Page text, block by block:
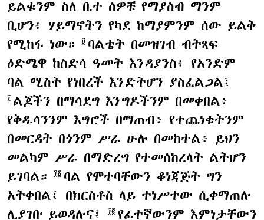
ይልቁንም ስለ ቤተ ሰዎቹ የማያስብ ማንም
ቢሆን፥ ሃይማኖትን የካደ ከማያምንም ሰው ይልቅ
የሚከፋ ነው።
፱ ባልቴት በመዝገብ ብትጻፍ
ዕድሜዋ ከስድሳ ዓመት እንዳያንስ፥ የአንድም
ባል ሚስት የነበረች እንድትሆን ያስፈልጋል፤
፲ ልጆችን በማሳደግ እንግዶችንም በመቀበል፥
የቅዱሳንንም እግሮች በማጠብ፥ የተጨነቁትንም
በመርዳት በጎንም ሥራ ሁሉ በመከተል፥ ይህን
መልካም ሥራ በማድረግ የተመሰከረላት ልትሆን
ይገባል።
፲፩ ባል የሞተባቸውን ቆነጃጅት ግን
አትቀበል፤ በክርስቶስ ላይ ተነሥተው ሲቀማጠሉ
ሊያገቡ ይወዳሉና፤
፲፪ የፊተኛውንም እምነታቸውን